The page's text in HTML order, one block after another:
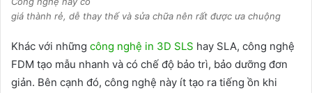
giá thành rẻ, dễ thay thế và sửa chữa nên rất được ưa chuộng
Khác với những công nghệ in 3D SLS hay SLA, công nghệ
FDM tạo mẫu nhanh và có chế độ bảo trì, bảo dưỡng đơn
giản. Bên cạnh đó, công nghệ này ít tạo ra tiếng ồn khi